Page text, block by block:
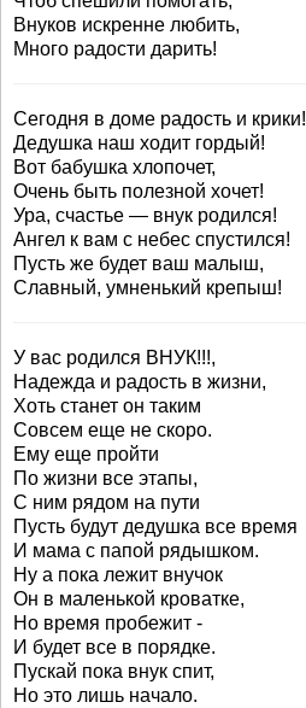
Внуков искренне любить,
Много радости дарить!
Сегодня в доме радость и крики!
Дедушка наш ходит гордый!
Вот бабушка хлопочет,
Очень быть полезной хочет!
Ура, счастье — внук родился!
Ангел к вам с небес спустился!
Пусть же будет ваш малыш,
Славный, умненький крепыш!
У вас родился ВНУК!!!,
Надежда и радость в жизни,
Хоть станет он таким
Совсем еще не скоро.
Ему еще пройти
По жизни все этапы,
С ним рядом на пути
Пусть будут дедушка все время
И мама с папой рядышком.
Ну а пока лежит внучок
Он в маленькой кроватке,
Но время пробежит -
И будет все в порядке.
Пускай пока внук спит,
Но это лишь начало.